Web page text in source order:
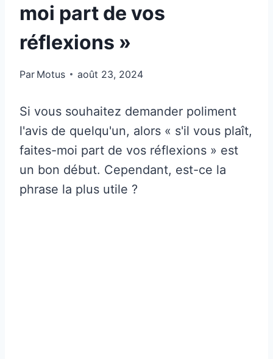
moi part de vos
réflexions »
Par Motus août 23, 2024
Si vous souhaitez demander poliment
l'avis de quelqu'un, alors « s'il vous plaît,
faites-moi part de vos réflexions » est
un bon début. Cependant, est-ce la
phrase la plus utile ?